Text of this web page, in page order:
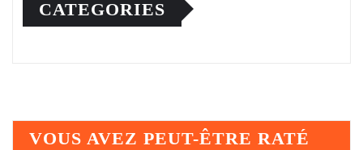
CATEGORIES
VOUS AVEZ PEUT-ÊTRE RATÉ